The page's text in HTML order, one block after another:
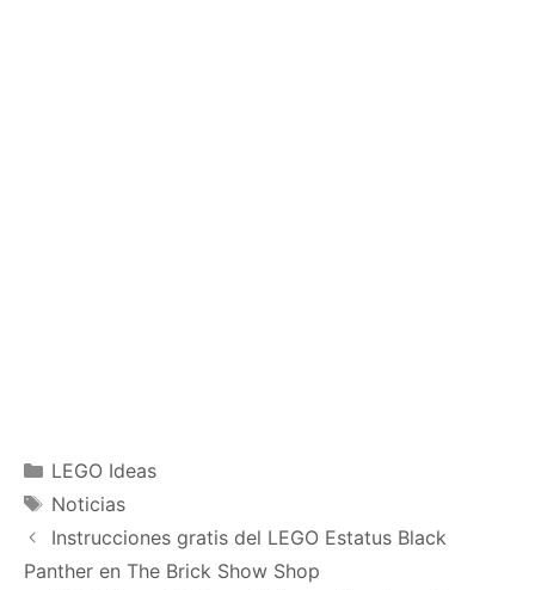
Categories
LEGO Ideas
Tags
Noticias
Instrucciones gratis del LEGO Estatus Black
Panther en The Brick Show Shop